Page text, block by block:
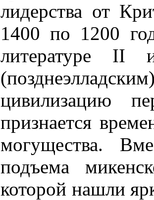
лидерства от
1400 по 1200
литературе II
цивилизацию
признается
могущества.
подъема
которой нашли